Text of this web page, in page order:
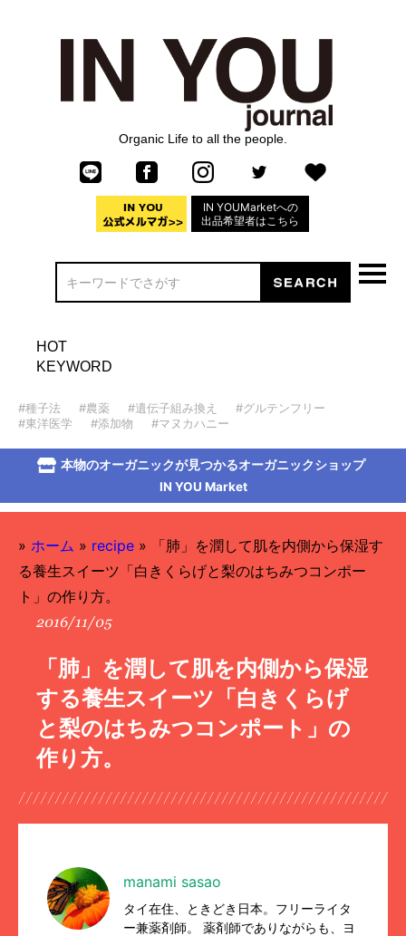
Organic Life to all the people.
IN YOUMarketへの
出品希望者はこちら
HOT
KEYWORD
#種子法 #農薬 #遺伝子組み換え
#グルテンフリー
#東洋医学
#添加物 #マヌカハニー
本物のオーガニックが見つかるオーガニックショップ
IN YOU Market
» ホーム » recipe »
「肺」を潤して肌を内側から保湿す
る養生スイーツ「白きくらげと梨のはちみつコンポー
ト」の作り方。
2016/11/05
「肺」を潤して肌を内側から保湿
する養生スイーツ「白きくらげ
と梨のはちみつコンポート」の
作り方。
manami sasao
タイ在住、ときどき日本。フリーライタ
ー兼薬剤師。 薬剤師でありながらも、ヨ